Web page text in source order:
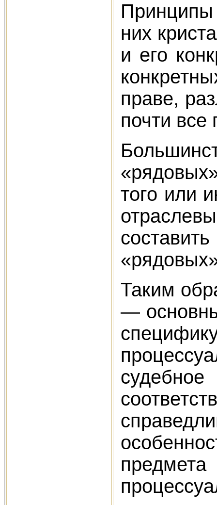
них
и его
праве,
почти
того или
Таким
—